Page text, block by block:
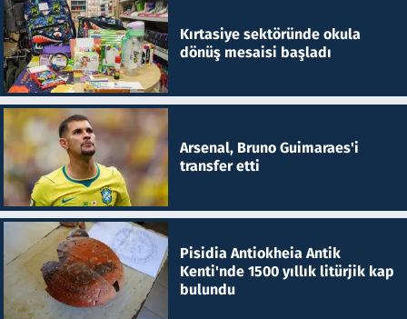
Kırtasiye sektöründe okula
dönüş mesaisi başladı
Arsenal, Bruno Guimaraes'i
transfer etti
Pisidia Antiokheia Antik
Kenti'nde 1500 yıllık litürjik kap
bulundu